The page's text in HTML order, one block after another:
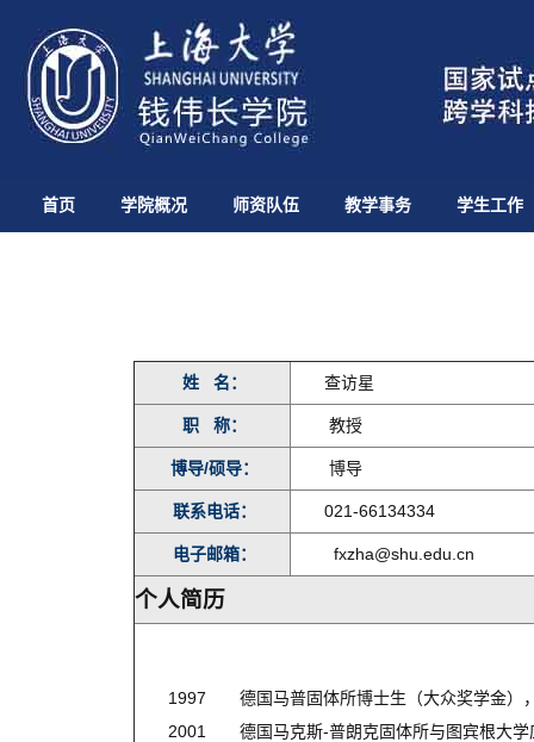
首页 学院概况 师资队伍 教学事务 学生工作
姓 名： 查访星
职 称： 教授
博导/硕导： 博导
联系电话： 021-66134334
电子邮箱： fxzha@shu.edu.cn
个人简历
1997 德国马普固体所博士生（大众奖学金）
2001 德国马克斯-普朗克固体所与图宾根大学